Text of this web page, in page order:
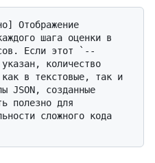
шага оценки в
Если этот `--
количество
как в текстовые, так и
JSON, созданные
полезно для
сложного кода